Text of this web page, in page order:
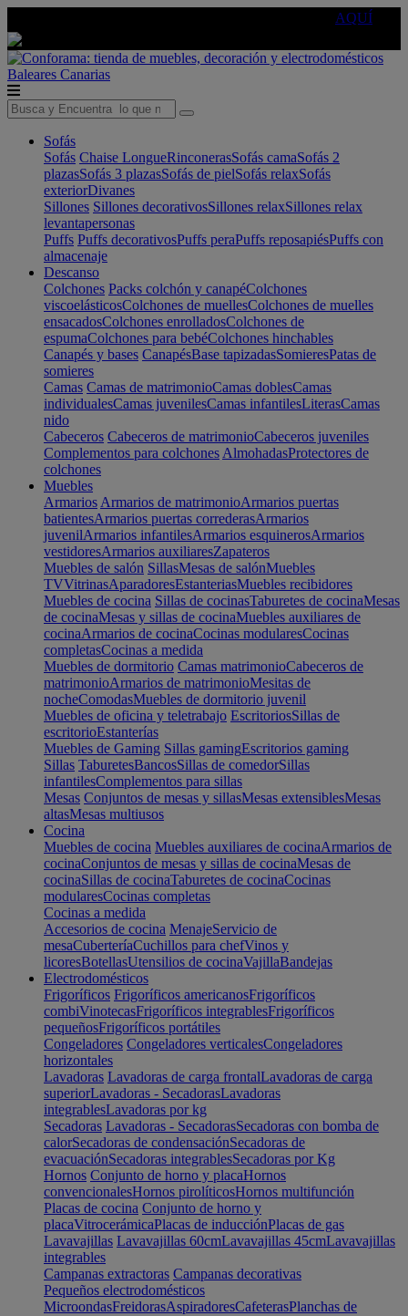
AQUÍ
Baleares Canarias
Sofás
Sofás Chaise LongueRinconerasSofás camaSofás 2
plazasSofás 3 plazasSofás de pielSofás relaxSofás
exteriorDivanes
Sillones Sillones decorativosSillones relaxSillones relax
levantapersonas
Puffs Puffs decorativosPuffs peraPuffs reposapiésPuffs con
almacenaje
Descanso
Colchones Packs colchón y canapéColchones
viscoelásticosColchones de muellesColchones de muelles
ensacadosColchones enrolladosColchones de
espumaColchones para bebéColchones hinchables
Canapés y bases CanapésBase tapizadasSomieresPatas de
somieres
Camas Camas de matrimonioCamas doblesCamas
individualesCamas juvenilesCamas infantilesLiterasCamas
nido
Cabeceros Cabeceros de matrimonioCabeceros juveniles
Complementos para colchones AlmohadasProtectores de
colchones
Muebles
Armarios Armarios de matrimonioArmarios puertas
batientesArmarios puertas correderasArmarios
juvenilArmarios infantilesArmarios esquinerosArmarios
vestidoresArmarios auxiliaresZapateros
Muebles de salón SillasMesas de salónMuebles
TVVitrinasAparadoresEstanteriasMuebles recibidores
Muebles de cocina Sillas de cocinasTaburetes de cocinaMesas
de cocinaMesas y sillas de cocinaMuebles auxiliares de
cocinaArmarios de cocinaCocinas modularesCocinas
completasCocinas a medida
Muebles de dormitorio Camas matrimonioCabeceros de
matrimonioArmarios de matrimonioMesitas de
nocheComodasMuebles de dormitorio juvenil
Muebles de oficina y teletrabajo EscritoriosSillas de
escritorioEstanterías
Muebles de Gaming Sillas gamingEscritorios gaming
Sillas TaburetesBancosSillas de comedorSillas
infantilesComplementos para sillas
Mesas Conjuntos de mesas y sillasMesas extensiblesMesas
altasMesas multiusos
Cocina
Muebles de cocina Muebles auxiliares de cocinaArmarios de
cocinaConjuntos de mesas y sillas de cocinaMesas de
cocinaSillas de cocinaTaburetes de cocinaCocinas
modularesCocinas completas
Cocinas a medida
Accesorios de cocina MenajeServicio de
mesaCuberteríaCuchillos para chefVinos y
licoresBotellasUtensilios de cocinaVajillaBandejas
Electrodomésticos
Frigoríficos Frigoríficos americanosFrigoríficos
combiVinotecasFrigoríficos integrablesFrigoríficos
pequeñosFrigoríficos portátiles
Congeladores Congeladores verticalesCongeladores
horizontales
Lavadoras Lavadoras de carga frontalLavadoras de carga
superiorLavadoras - SecadorasLavadoras
integrablesLavadoras por kg
Secadoras Lavadoras - SecadorasSecadoras con bomba de
calorSecadoras de condensaciónSecadoras de
evacuaciónSecadoras integrablesSecadoras por Kg
Hornos Conjunto de horno y placaHornos
convencionalesHornos pirolíticosHornos multifunción
Placas de cocina Conjunto de horno y
placaVitrocerámicaPlacas de inducciónPlacas de gas
Lavavajillas Lavavajillas 60cmLavavajillas 45cmLavavajillas
integrables
Campanas extractoras Campanas decorativas
Pequeños electrodomésticos
MicroondasFreidorasAspiradoresCafeterasPlanchas de